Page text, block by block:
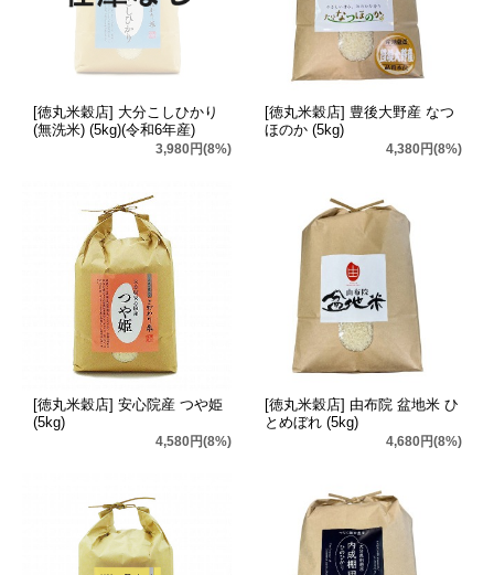
[徳丸米穀店] 大分こしひかり
(無洗米) (5kg)(令和6年産)
3,980円(8%)
[徳丸米穀店] 豊後大野産 なつ
ほのか (5kg)
4,380円(8%)
[徳丸米穀店] 安心院産 つや姫
(5kg)
4,580円(8%)
[徳丸米穀店] 由布院 盆地米 ひ
とめぼれ (5kg)
4,680円(8%)